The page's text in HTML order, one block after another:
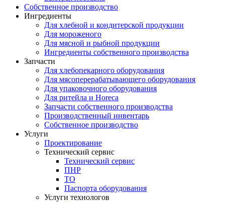
Собственное производство
Ингредиенты
Для хлебной и кондитерской продукции
Для мороженого
Для мясной и рыбной продукции
Ингредиенты собственного производства
Запчасти
Для хлебопекарного оборудования
Для мясоперерабатывающего оборудования
Для упаковочного оборудования
Для ритейла и Horeca
Запчасти собственного производства
Производственный инвентарь
Собственное производство
Услуги
Проектирование
Технический сервис
Технический сервис
ПНР
ТО
Паспорта оборудования
Услуги технологов